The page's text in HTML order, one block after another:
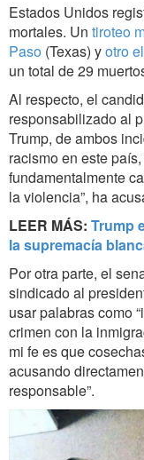
Estados Unidos
mortales. Un tiroteo
Paso (Texas) yotro
un total de 29
Al respecto, el
responsabilizado al
Trump, de ambos
racismo en este
fundamentalmente
la violencia”, ha
LEER MÁS: Trump
la supremacía
Por otra parte, el
sindicado al
usar palabras como
crimen con la
mi fe es que
acusando
responsable”.